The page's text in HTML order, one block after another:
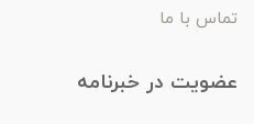
تماس با ما
عضویت در خبرنامه